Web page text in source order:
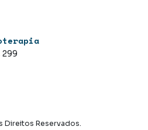
Direitos Reservados.